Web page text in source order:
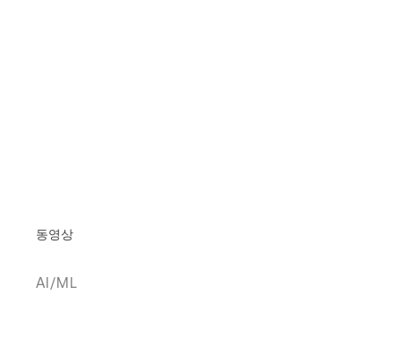
동영상
AI/ML